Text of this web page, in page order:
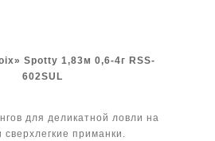
Spotty 1,83м 0,6-4г RSS-
602SUL
для деликатной ловли на
сверхлегкие приманки.